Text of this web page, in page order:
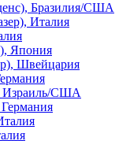
Бразилия/США
Италия
Япония
Швейцария
Израиль/США